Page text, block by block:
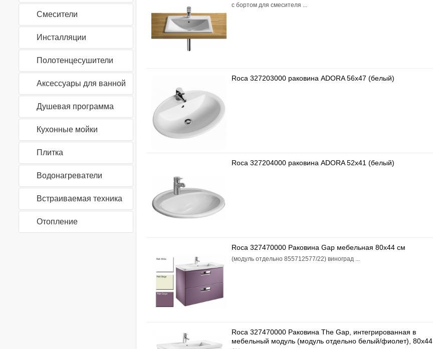
Смесители
Инсталляции
Полотенцесушители
Аксессуары для ванной
Душевая программа
Кухонные мойки
Плитка
Водонагреватели
Встраиваемая техника
Отопление
с бортом для смесителя ...
Roca 327203000 раковина ADORA 56х47 (белый)
Roca 327204000 раковина ADORA 52х41 (белый)
Roca 327470000 Раковина Gap мебельная 80x44 см
(модуль отдельно 855712577/22) виноград ...
Roca 327470000 Раковина The Gap, интегрированная в
мебельный модуль (модуль отдельно белый/фиолет), 80x44